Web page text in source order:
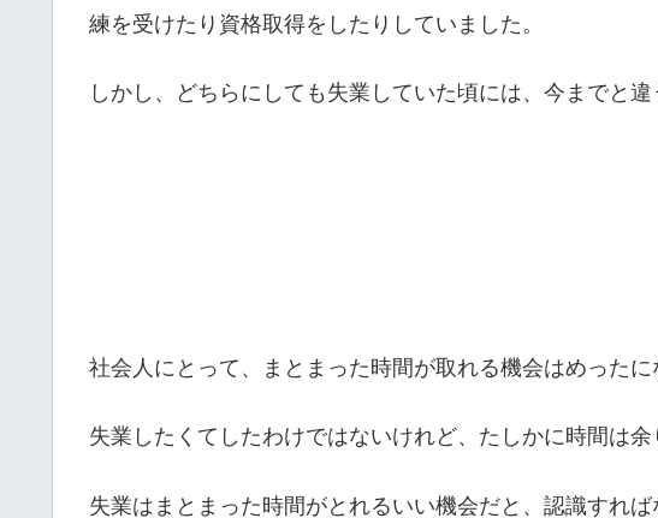
練を受けたり資格取得をしたりしていました。
しかし、どちらにしても失業していた頃には、今までと違
社会人にとって、まとまった時間が取れる機会はめったに
失業したくてしたわけではないけれど、たしかに時間は余
失業はまとまった時間がとれるいい機会だと、認識すれ